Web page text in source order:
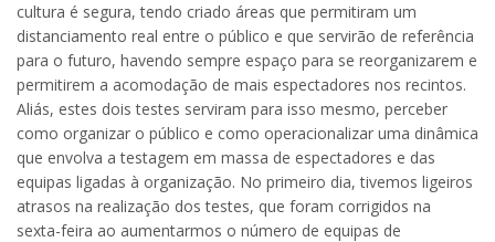
cultura é segura, tendo criado áreas que permitiram um
distanciamento real entre o público e que servirão de referência
para o futuro, havendo sempre espaço para se reorganizarem e
permitirem a acomodação de mais espectadores nos recintos.
Aliás, estes dois testes serviram para isso mesmo, perceber
como organizar o público e como operacionalizar uma dinâmica
que envolva a testagem em massa de espectadores e das
equipas ligadas à organização. No primeiro dia, tivemos ligeiros
atrasos na realização dos testes, que foram corrigidos na
sexta-feira ao aumentarmos o número de equipas de